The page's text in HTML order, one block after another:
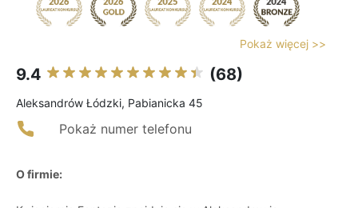
Pokaż więcej >>
9.4 (68)
Aleksandrów Łódzki, Pabianicka 45
Pokaż numer telefonu
O firmie: